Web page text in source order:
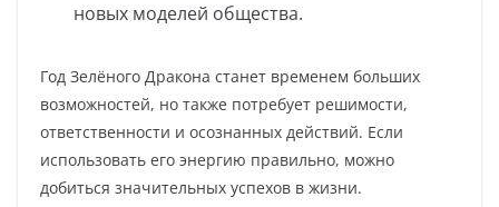
новых моделей общества.
Год Зелёного Дракона станет временем больших
возможностей, но также потребует решимости,
ответственности и осознанных действий. Если
использовать его энергию правильно, можно
добиться значительных успехов в жизни.